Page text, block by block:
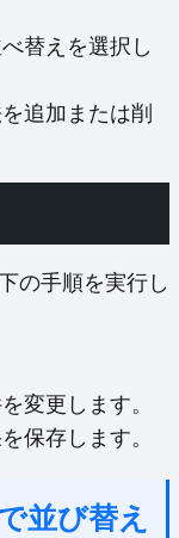
替えを選択し
追加または削
の手順を実行し
変更します。
保存します。
並び替え